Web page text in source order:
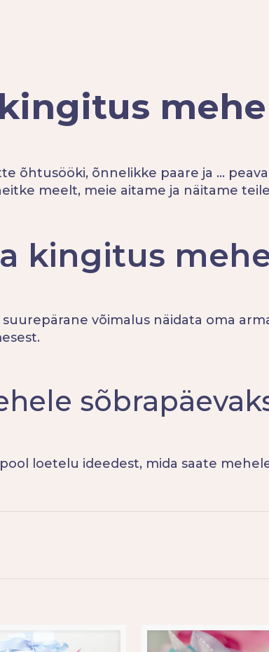
õhtusööki, õnnelikke paare ja ...
meelt, meie aitame ja näitame
kingitus
võimalus näidata oma
loetelu ideedest, mida saate